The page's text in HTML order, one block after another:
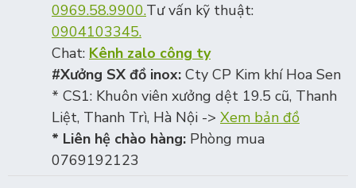
0969.58.9900.Tư vấn kỹ thuật:
0904103345.
Chat: Kênh zalo công ty
#Xưởng SX đồ inox: Cty CP Kim khí Hoa Sen
* CS1: Khuôn viên xưởng dệt 19.5 cũ, Thanh
Liệt, Thanh Trì, Hà Nội -> Xem bản đồ
* Liên hệ chào hàng: Phòng mua
0769192123